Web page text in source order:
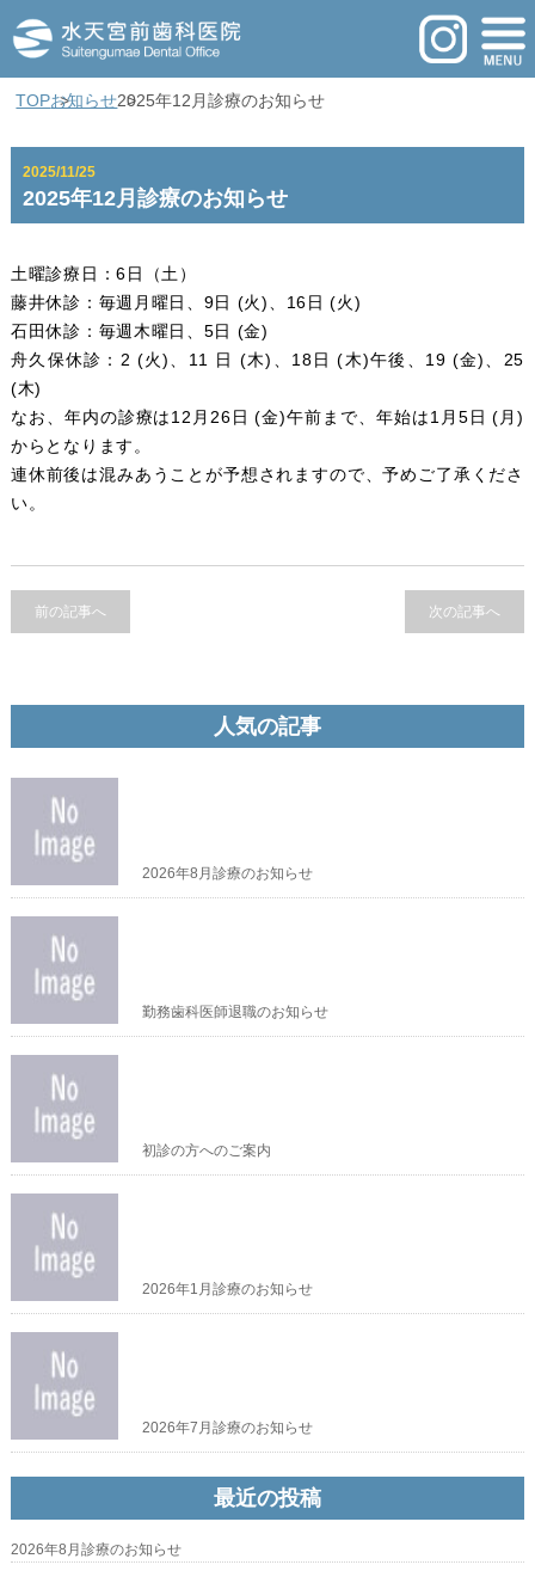
TOPお知らせ2025年12月診療のお知らせ
2025/11/25
2025年12月診療のお知らせ
土曜診療日：6日（土）
藤井休診：毎週月曜日、9日 (火)、16日 (火)
石田休診：毎週木曜日、5日 (金)
舟久保休診：2 (火)、11 日 (木)、18日 (木)午後、19 (金)、25
(木)
なお、年内の診療は12月26日 (金)午前まで、年始は1月5日 (月)
からとなります。
連休前後は混みあうことが予想されますので、予めご了承くださ
い。
前の記事へ 次の記事へ
人気の記事
2026年8月診療のお知らせ
勤務歯科医師退職のお知らせ
初診の方へのご案内
2026年1月診療のお知らせ
2026年7月診療のお知らせ
最近の投稿
2026年8月診療のお知らせ